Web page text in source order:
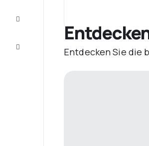
KundenserviceEntdecken Sie die